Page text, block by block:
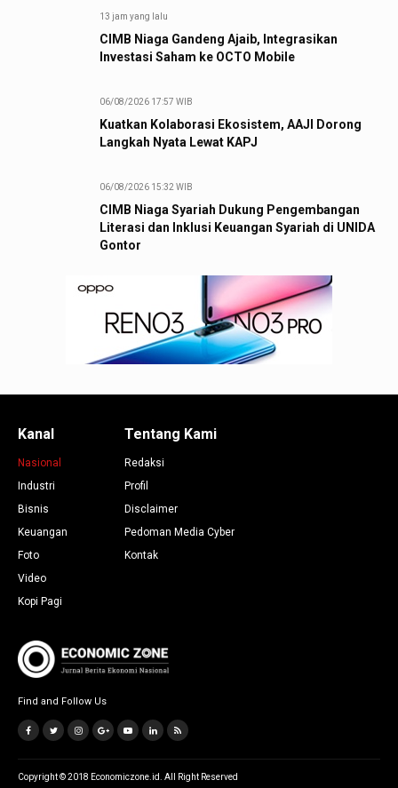
13 jam yang lalu
CIMB Niaga Gandeng Ajaib, Integrasikan
Investasi Saham ke OCTO Mobile
06/08/2026 17:57 WIB
Kuatkan Kolaborasi Ekosistem, AAJI Dorong
Langkah Nyata Lewat KAPJ
06/08/2026 15:32 WIB
CIMB Niaga Syariah Dukung Pengembangan
Literasi dan Inklusi Keuangan Syariah di UNIDA
Gontor
Kanal
Nasional
Industri
Bisnis
Keuangan
Foto
Video
Kopi Pagi
Tentang Kami
Redaksi
Profil
Disclaimer
Pedoman Media Cyber
Kontak
Find and Follow Us
Copyright © 2018 Economiczone.id. All Right Reserved